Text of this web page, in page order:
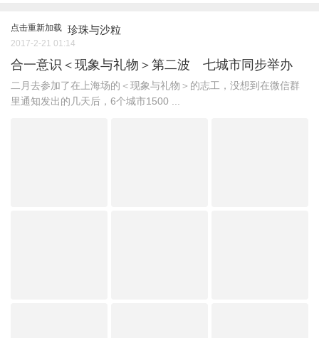
点击重新加载 珍珠与沙粒
2017-2-21 01:14
合一意识＜现象与礼物＞第二波 七城市同步举办
二月去参加了在上海场的＜现象与礼物＞的志工，没想到在微信群
里通知发出的几天后，6个城市1500 ...